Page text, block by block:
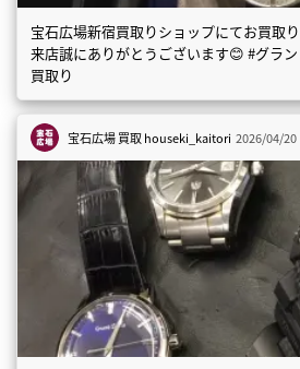
宝石広場新宿買取りショップにてお買取
来店誠にありがとうございます😊 #グラ
買取り
宝石広場 買取houseki_kaitori 2026/04/20